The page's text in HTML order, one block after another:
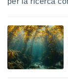
nostri